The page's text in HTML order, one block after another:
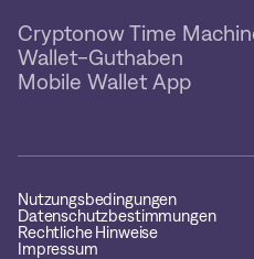
Cryptonow Time
Wallet-Guthaben
Mobile Wallet App
Nutzungsbedingungen
Datenschutzbestimmungen
Rechtliche Hinweise
Impressum